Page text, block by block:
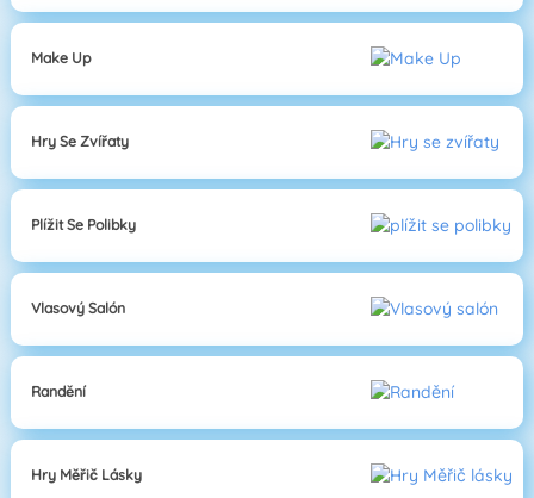
Make Up
Hry Se Zvířaty
Plížit Se Polibky
Vlasový Salón
Randění
Hry Měřič Lásky